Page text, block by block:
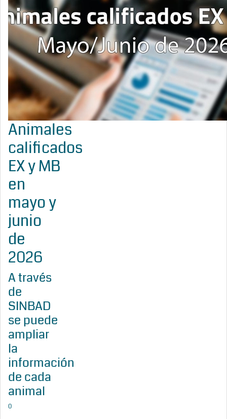
Animales
calificados
EX y MB
en
mayo y
junio
de
2026
A través
de
SINBAD
se puede
ampliar
la
información
de cada
animal
0